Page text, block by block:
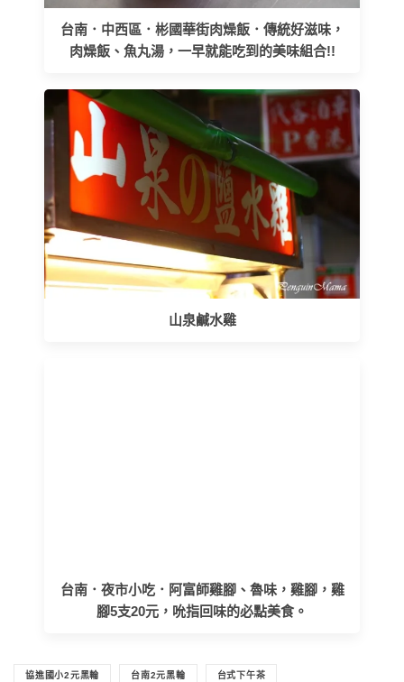
台南．中西區．彬國華街肉燥飯．傳統好滋味，
肉燥飯、魚丸湯，一早就能吃到的美味組合!!
山泉鹹水雞
台南．夜市小吃．阿富師雞腳、魯味，雞腳，雞
腳5支20元，吮指回味的必點美食。
協進國小2元黑輪 台南2元黑輪 台式下午茶